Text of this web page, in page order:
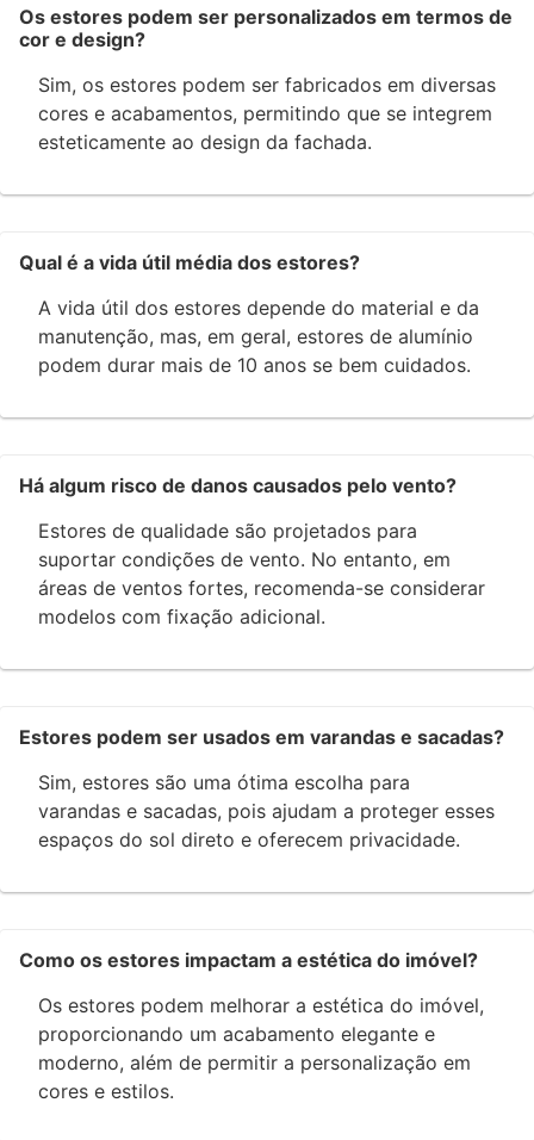
Os estores podem ser personalizados em termos de
cor e design?
Sim, os estores podem ser fabricados em diversas
cores e acabamentos, permitindo que se integrem
esteticamente ao design da fachada.
Qual é a vida útil média dos estores?
A vida útil dos estores depende do material e da
manutenção, mas, em geral, estores de alumínio
podem durar mais de 10 anos se bem cuidados.
Há algum risco de danos causados pelo vento?
Estores de qualidade são projetados para
suportar condições de vento. No entanto, em
áreas de ventos fortes, recomenda-se considerar
modelos com fixação adicional.
Estores podem ser usados em varandas e sacadas?
Sim, estores são uma ótima escolha para
varandas e sacadas, pois ajudam a proteger esses
espaços do sol direto e oferecem privacidade.
Como os estores impactam a estética do imóvel?
Os estores podem melhorar a estética do imóvel,
proporcionando um acabamento elegante e
moderno, além de permitir a personalização em
cores e estilos.